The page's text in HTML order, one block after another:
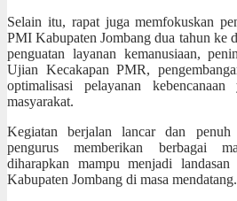
Selain itu, rapat juga memfokuskan
PMI Kabupaten Jombang dua tahun ke
penguatan layanan kemanusiaan,
Ujian Kecakapan PMR,
optimalisasi pelayanan
masyarakat.
Kegiatan berjalan lancar dan penuh
pengurus memberikan berbagai
diharapkan mampu menjadi
Kabupaten Jombang di masa mendatang.